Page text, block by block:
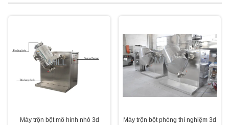
Máy trộn bột mô hình nhỏ 3d
Máy trộn bột phòng thí nghiệm 3d